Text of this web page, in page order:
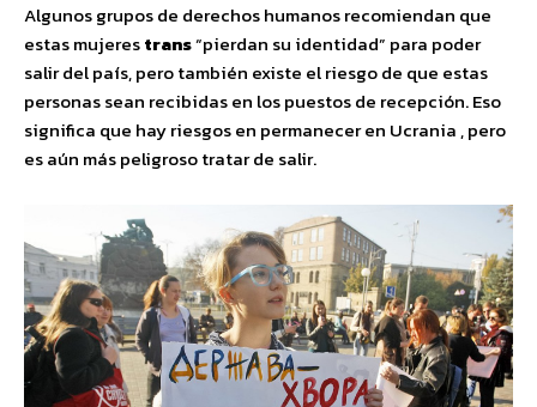
Algunos grupos de derechos humanos recomiendan que
estas mujerestrans“pierdan su identidad” para poder
salir del país, pero también existe el riesgo de que estas
personas sean recibidas en los puestos de recepción. Eso
significa que hay riesgos en permanecer en Ucrania , pero
es aún más peligroso tratar de salir.